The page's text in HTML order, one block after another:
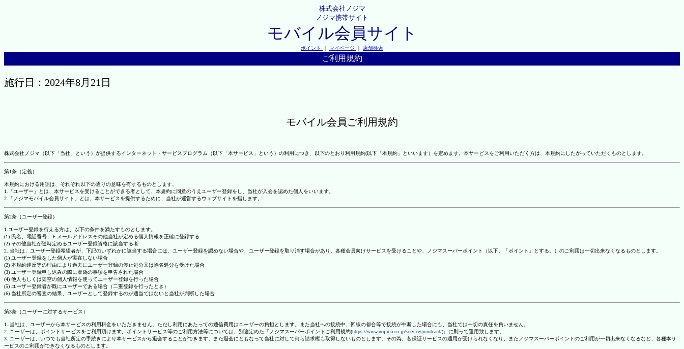
株式会社ノジマ
ノジマ携帯サイト
モバイル会員サイト
ポイント ｜ マイページ ｜ 店舗検索
ご利用規約
施行日：2024年8月21日
モバイル会員ご利用規約
株式会社ノジマ（以下「当社」という）が提供するインターネット・サービスプログラム（以下「本サービス」という）の利用につき、以下のとおり利用規約(以下「本規約」といいます）を定めます。本サービスをご利用いただく方は、本規約にしたがっていただくものとします。
第1条（定義）
本規約における用語は、それぞれ以下の通りの意味を有するものとします。
1.「ユーザー」とは、本サービスを受けることができる者として、本規約に同意のうえユーザー登録をし、当社が入会を認めた個人をいいます。
2.「ノジマモバイル会員サイト」とは、本サービスを提供するために、当社が運営するウェブサイトを指します。
第2条（ユーザー登録）
1.ユーザー登録を行える方は、以下の条件を満たすものとします。
(1) 氏名、電話番号、Ｅメールアドレスその他当社が定める個人情報を正確に登録する
(2) その他当社が随時定めるユーザー登録資格に該当する者
2. 当社は、ユーザー登録希望者が、下記のいずれかに該当する場合には、ユーザー登録を認めない場合や、ユーザー登録を取り消す場合があり、各種会員向けサービスを受けることや、ノジマスーパーポイント（以下、「ポイント」とする。）のご利用は一切出来なくなるものとします。
(1) ユーザー登録をした個人が実在しない場合
(2) 本規約違反等の理由により過去にユーザー登録の停止処分又は除名処分を受けた場合
(3) ユーザー登録申し込みの際に虚偽の事項を申告された場合
(4) 他人もしくは架空の個人情報を使ってユーザー登録を行った場合
(5) ユーザー登録者が既にユーザーである場合（二重登録を行ったとき）
(6) 当社所定の審査の結果、ユーザーとして登録するのが適当ではないと当社が判断した場合
第3条（ユーザーに対するサービス）
1. 当社は、ユーザーから本サービスの利用料金をいただきません。ただし利用にあたっての通信費用はユーザーの負担とします。また当社への接続中、回線の都合等で接続が中断した場合にも、当社では一切の責任を負いません。
2. ユーザーは、ポイントサービスをご利用頂けます。ポイントサービス等のご利用方法等については、別途定めた『ノジマスーパーポイントご利用規約(https://www.nojima.co.jp/service/pointcard/)』に則って運用致します。
3. ユーザーは、いつでも当社所定の手続きにより本サービスから退会することができます。また退会にともなって当社に対して何ら請求権も取得しないものとします。その為、各保証サービスの適用が受けられなくなり、またノジマスーパーポイントのご利用が一切出来なくなるなど、各種本サ
ービスのご利用ができなくなるものとします。